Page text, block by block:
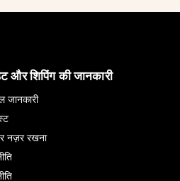
और शिपिंग की जानकारी
जानकारी
नज़र रखना